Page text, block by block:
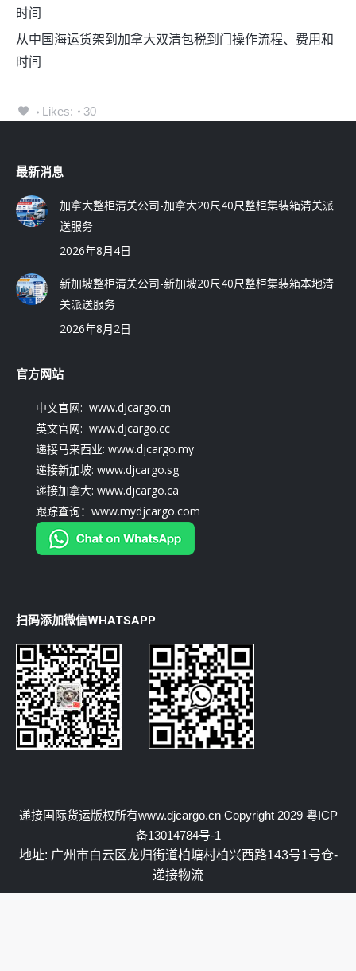
时间
从中国海运货架到加拿大双清包税到门操作流程、费用和
时间
Likes: 30
最新消息
加拿大整柜清关公司-加拿大20尺40尺整柜集装箱清关派
送服务
2026年8月4日
新加坡整柜清关公司-新加坡20尺40尺整柜集装箱本地清
关派送服务
2026年8月2日
官方网站
中文官网: www.djcargo.cn
英文官网: www.djcargo.cc
递接马来西业: www.djcargo.my
递接新加坡: www.djcargo.sg
递接加拿大: www.djcargo.ca
跟踪查询：www.mydjcargo.com
扫码添加微信WHATSAPP
递接国际货运版权所有www.djcargo.cnCopyright 2029 粤ICP
备13014784号-1
地址: 广州市白云区龙归街道柏塘村柏兴西路143号1号仓-
递接物流